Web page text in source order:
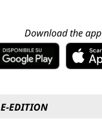
Download the app
E-EDITION